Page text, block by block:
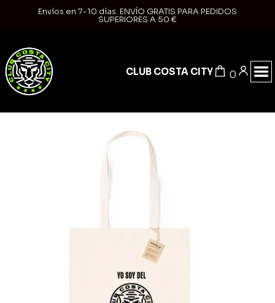
Envíos en 7-10 días. ENVÍO GRATIS PARA PEDIDOS
SUPERIORES A 50 €
CLUB COSTA CITY 0